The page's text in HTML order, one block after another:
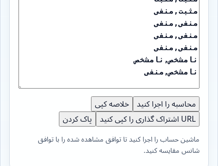
محاسبه را اجرا کنید
خلاصه کپی
URL اشتراک گذاری را کپی کنید
پاک کردن
ماشین حساب را اجرا کنید تا توافق مشاهده شده را با توافق
شانس مقایسه کنید.